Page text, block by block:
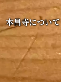
本昌寺について